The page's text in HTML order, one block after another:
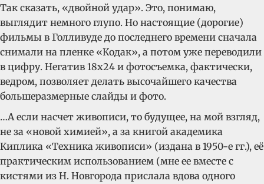
Так сказать, «двойной удар». Это, понимаю,
выглядит немного глупо. Но настоящие (дорогие)
фильмы в Голливуде до последнего времени сначала
снимали на пленке «Кодак», а потом уже переводили
в цифру. Негатив 18х24 и фотосъемка, фактически,
ведром, позволяет делать высочайшего качества
большеразмерные слайды и фото.
…А если насчет живописи, то будущее, на мой взгляд,
не за «новой химией», а за книгой академика
Киплика «Техника живописи» (издана в 1950-е гг.), её
практическим использованием (мне ее вместе с
кистями из Н. Новгорода прислала вдова одного